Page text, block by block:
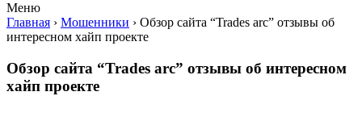
Меню
Главная › Мошенники › Обзор сайта “Trades arc” отзывы об
интересном хайп проекте
Обзор сайта “Trades arc” отзывы об интересном
хайп проекте